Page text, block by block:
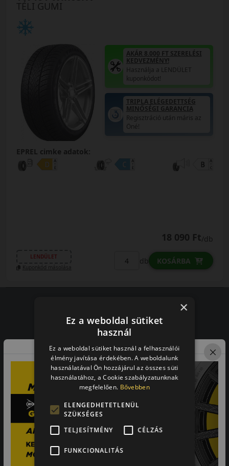
TÉLI GUMI
AKÁR 8.000 FT SZERELÉSI
KEDVEZMÉNY!
Használja a LENDÜLET
kuponkódot!
TRIPLA ELÉGEDETTSÉG
MINŐSÉGI GARANCIA
Regisztráció után máris az
Öné!
EPREL cimke adatok:
18 090 Ft/db
LENDÜLET
Kuponkód másolása
db KOSÁRBA
Vásárlói vélemények
97.76%
a vásárlók közül ajánlaná ismerősének ezt a boltot.
21659vélemény alapján
×
Ez a weboldal sütiket
használ
Ez a weboldal sütiket használ a felhasználói
élmény javítása érdekében. A weboldalunk
használatával Ön hozzájárul az összes süti
használatához, a Cookie szabályzatunknak
megfelelően. Bővebben
ELENGEDHETETLENÜL
SZÜKSÉGES
TELJESÍTMÉNY
CÉLZÁS
FUNKCIONALITÁS